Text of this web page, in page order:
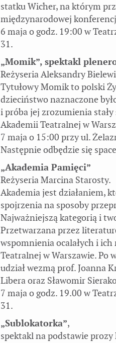
statku Wicher, na którym
międzynarodowej
6 maja o godz. 19:00 w
31.
„Momik”, spektakl
Reżyseria Aleksandry
Tytułowy Momik to polski
dzieciństwo naznaczone
i próba jej zrozumienia stały
Akademii Teatralnej w
7 maja o 15:00 przy ul.
Następnie odbędzie się
„Akademia Pamięci”
Reżyseria Marcina Starosty.
Akademia jest działaniem,
spojrzenia na sposoby
Najważniejszą kategorią i
Przetwarzana przez
wspomnienia ocalałych i
Teatralnej w Warszawie. Po
udział wezmą prof. Joanna
Libera oraz Sławomir
7 maja o godz. 19.00 w
31.
„Sublokatorka”,
spektakl na podstawie